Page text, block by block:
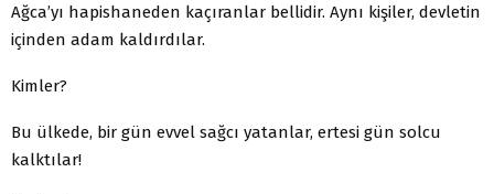
Ağca’yı hapishaneden kaçıranlar bellidir. Aynı kişiler, devletin
içinden adam kaldırdılar.
Kimler?
Bu ülkede, bir gün evvel sağcı yatanlar, ertesi gün solcu
kalktılar!